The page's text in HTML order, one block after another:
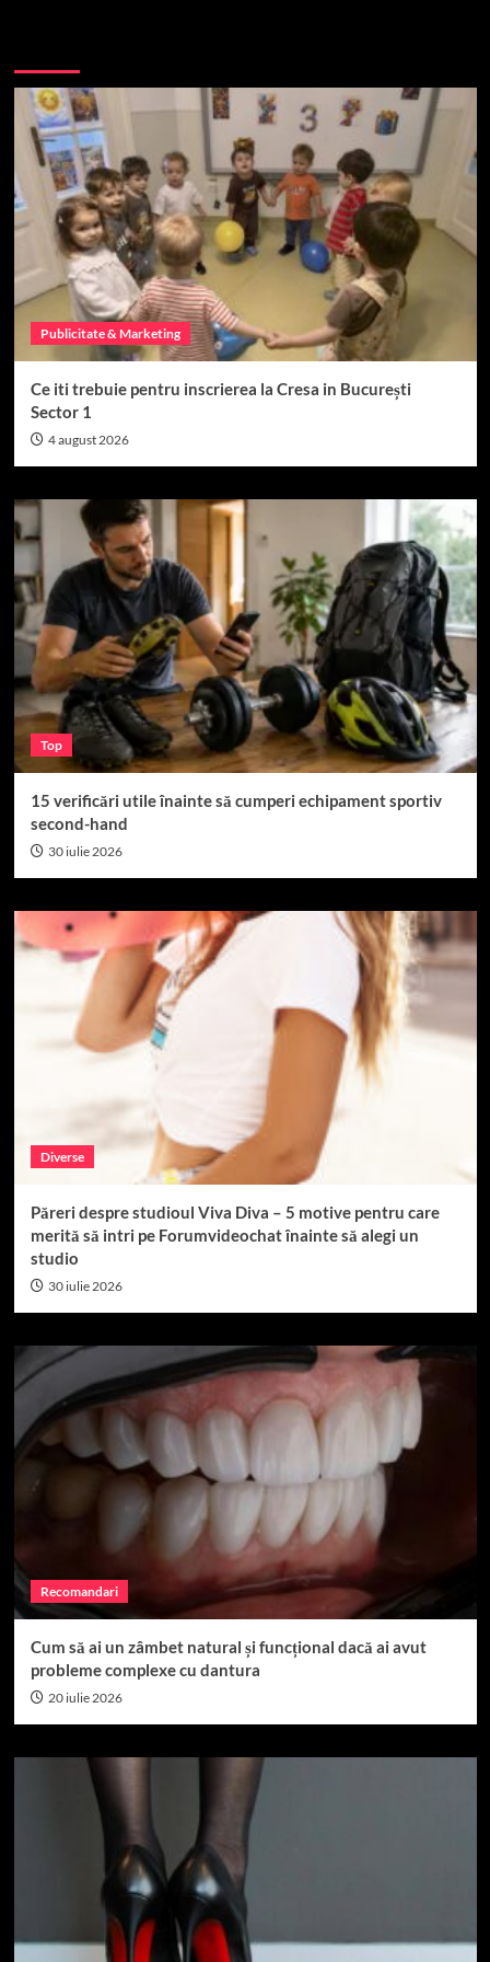
Publicitate & Marketing
Ce iti trebuie pentru inscrierea la Cresa in București
Sector 1
4 august 2026
Top
15 verificări utile înainte să cumperi echipament sportiv
second-hand
30 iulie 2026
Diverse
Păreri despre studioul Viva Diva – 5 motive pentru care
merită să intri pe Forumvideochat înainte să alegi un
studio
30 iulie 2026
Recomandari
Cum să ai un zâmbet natural și funcțional dacă ai avut
probleme complexe cu dantura
20 iulie 2026